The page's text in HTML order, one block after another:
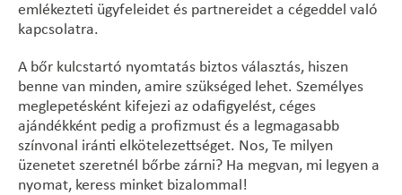
emlékezteti ügyfeleidet és partnereidet a cégeddel való
kapcsolatra.
A bőr kulcstartó nyomtatás biztos választás, hiszen
benne van minden, amire szükséged lehet. Személyes
meglepetésként kifejezi az odafigyelést, céges
ajándékként pedig a profizmust és a legmagasabb
színvonal iránti elkötelezettséget. Nos, Te milyen
üzenetet szeretnél bőrbe zárni? Ha megvan, mi legyen a
nyomat, keress minket bizalommal!